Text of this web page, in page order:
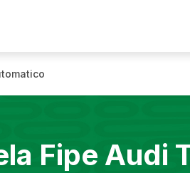
Fipe Audi